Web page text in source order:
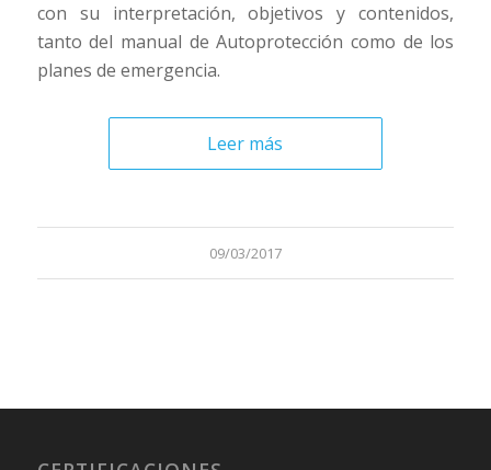
con su interpretación, objetivos y contenidos,
tanto del manual de Autoprotección como de los
planes de emergencia.
Leer más
09/03/2017